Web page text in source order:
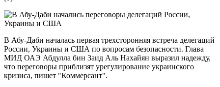
В Абу-Даби началась первая трехсторонняя встреча делегаций
России, Украины и США по вопросам безопасности. Глава
МИД ОАЭ Абдулла бин Заид Аль Нахайян выразил надежду,
что переговоры приблизят урегулирование украинского
кризиса, пишет "Коммерсант".